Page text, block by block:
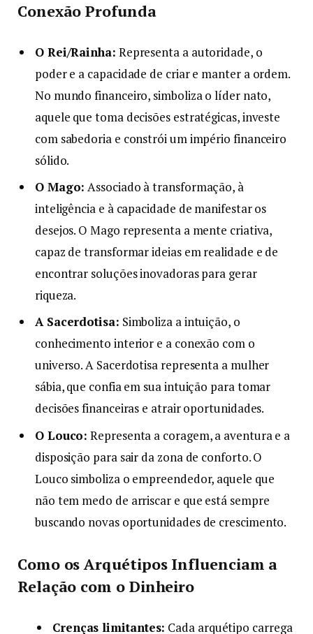
Conexão Profunda
O Rei/Rainha: Representa a autoridade, o
poder e a capacidade de criar e manter a ordem.
No mundo financeiro, simboliza o líder nato,
aquele que toma decisões estratégicas, investe
com sabedoria e constrói um império financeiro
sólido.
O Mago: Associado à transformação, à
inteligência e à capacidade de manifestar os
desejos. O Mago representa a mente criativa,
capaz de transformar ideias em realidade e de
encontrar soluções inovadoras para gerar
riqueza.
A Sacerdotisa: Simboliza a intuição, o
conhecimento interior e a conexão com o
universo. A Sacerdotisa representa a mulher
sábia, que confia em sua intuição para tomar
decisões financeiras e atrair oportunidades.
O Louco: Representa a coragem, a aventura e a
disposição para sair da zona de conforto. O
Louco simboliza o empreendedor, aquele que
não tem medo de arriscar e que está sempre
buscando novas oportunidades de crescimento.
Como os Arquétipos Influenciam a
Relação com o Dinheiro
Crenças limitantes: Cada arquétipo carrega